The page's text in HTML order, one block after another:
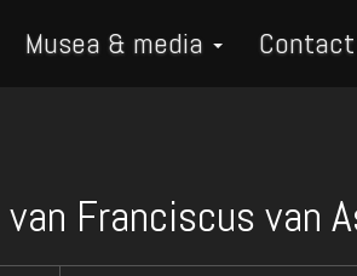
Musea & media Contact
van Franciscus van